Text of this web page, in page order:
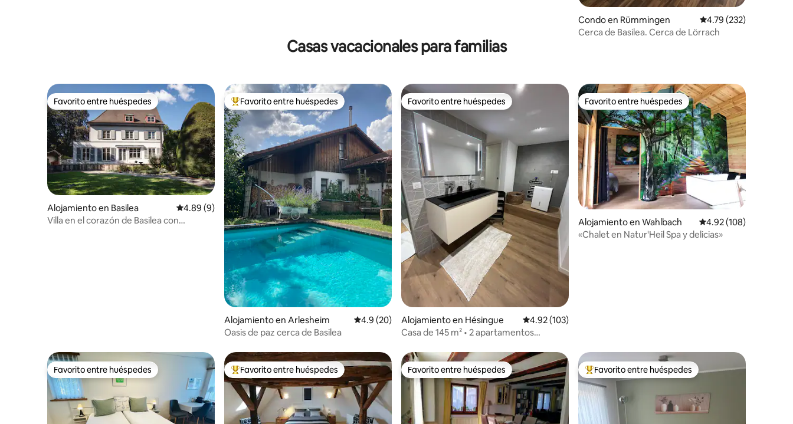
Condo en Rümmingen Calificación promedio:
4.79 (232)
Cerca de Basilea. Cerca de Lörrach
Casas vacacionales para familias
Favorito entre huéspedes
Favorito entre huéspedes
Alojamiento en Basilea Calificación promedio: 4.89 de 5, 9 reseñas
4.89 (9)
Villa en el corazón de Basilea con
Favorito entre huéspedes preferido
Favorito entre huéspedes
Alojamiento en Arlesheim Calificación promedio: 4.9 de 5, 20 reseñas
4.9 (20)
Oasis de paz cerca de Basilea
Favorito entre huéspedes
Favorito entre huéspedes
Alojamiento en Hésingue Calificación promedio: 4.92 de 5, 103 reseñas
4.92 (103)
Casa de 145 m² • 2 apartamentos
Favorito entre huéspedes
Favorito entre huéspedes
Alojamiento en Wahlbach Calificación promedio:
4.92 (108)
«Chalet en Natur'Heil Spa y delicias»
Favorito entre huéspedes
Favorito entre huéspedes Favorito entre huéspedes preferido
Favorito entre huéspedes Favorito entre huéspedes
Favorito entre huéspedes Favorito entre huéspedes preferido
Favorito entre huéspedes